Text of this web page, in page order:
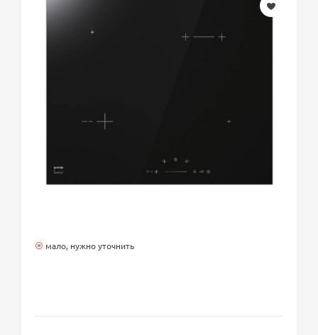
мало, нужно уточнить